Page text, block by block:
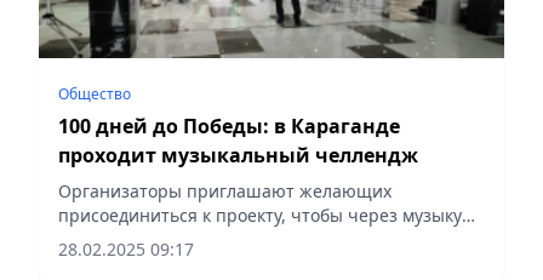
Общество
100 дней до Победы: в Караганде
проходит музыкальный челлендж
Организаторы приглашают желающих
присоединиться к проекту, чтобы через музыку
выразить благодарность ветеранам и напомнить
о героических событиях прошлого, сообщает
28.02.2025 09:17